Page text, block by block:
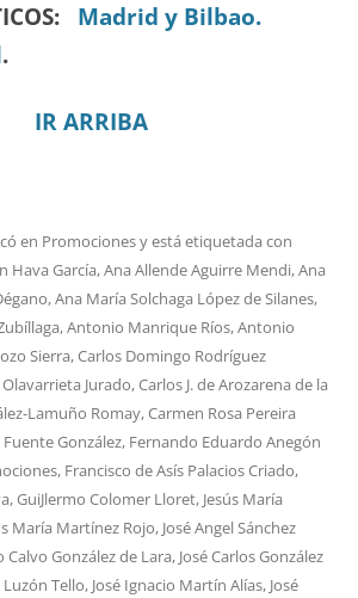
Madrid y Bilbao.
.
IR ARRIBA
en Promocionesy está etiquetada con
Hava García,Ana Allende Aguirre Mendi,Ana
,Ana María Solchaga López de Silanes,
,Antonio Manrique Ríos,Antonio
Sierra,Carlos Domingo Rodríguez
Olavarrieta Jurado,Carlos J. de Arozarena de la
Lamuño Romay,Carmen Rosa Pereira
González, Fernando Eduardo Anegón
, Francisco de Asís Palacios Criado,
,GuiJlermo Colomer Lloret, Jesús María
María Martínez Rojo, José Angel Sánchez
Calvo González de Lara, José Carlos González
Luzón Tello, José Ignacio Martín Alías, José